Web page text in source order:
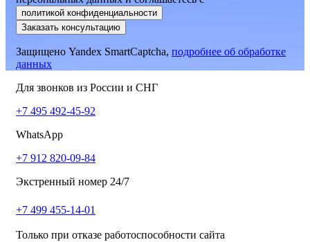
политикой конфиденциальности
Заказать консультацию
Защищено Yandex SmartCaptcha, подробнее об обработке
данных
Для звонков из России и СНГ
+7 495 492-45-92
WhatsApp
+7 912 820-09-84
Экстренный номер 24/7
+7 499 455-14-01
Только при отказе работоспособности сайта